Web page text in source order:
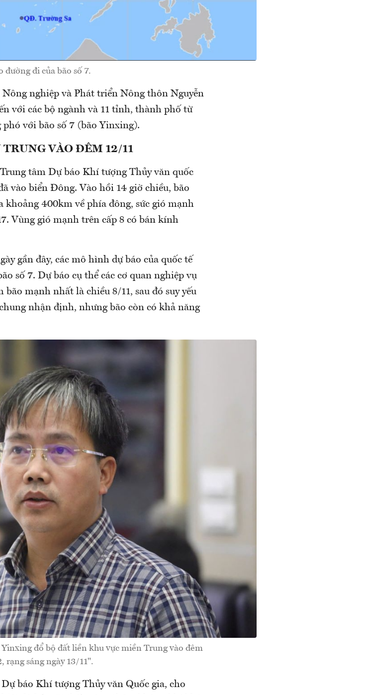
đường đi của bão số 7.
nghiệp và Phát triển Nông thôn Nguyễn
với các bộ ngành và 11 tỉnh, thành phố từ
với bão số 7 (bão Yinxing).
TRUNG VÀO ĐÊM 12/11
tâm Dự báo Khí tượng Thủy văn quốc
vào biển Đông. Vào hồi 14 giờ chiều, bão
khoảng 400km về phía đông, sức gió mạnh
Vùng gió mạnh trên cấp 8 có bán kính
gần đây, các mô hình dự báo của quốc tế
số 7. Dự báo cụ thể các cơ quan nghiệp vụ
mạnh nhất là chiều 8/11, sau đó suy yếu
nhận định, nhưng bão còn có khả năng
đổ bộ đất liền khu vực miền Trung vào đêm
rạng sáng ngày 13/11".
báo Khí tượng Thủy văn Quốc gia, cho